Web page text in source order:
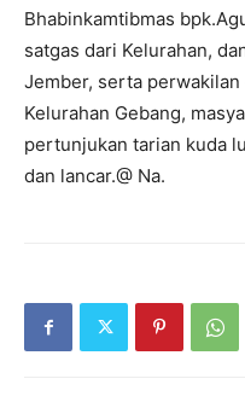
Bhabinkamtibmas
satgas dari Kelurahan,
Jember, serta
Kelurahan Gebang,
pertunjukan tarian kuda
dan lancar.@ Na.